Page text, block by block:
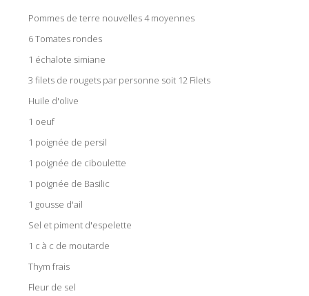
Pommes de terre nouvelles 4 moyennes
6 Tomates rondes
1 échalote simiane
3 filets de rougets par personne soit 12 Filets
Huile d'olive
1 oeuf
1 poignée de persil
1 poignée de ciboulette
1 poignée de Basilic
1 gousse d'ail
Sel et piment d'espelette
1 c à c de moutarde
Thym frais
Fleur de sel